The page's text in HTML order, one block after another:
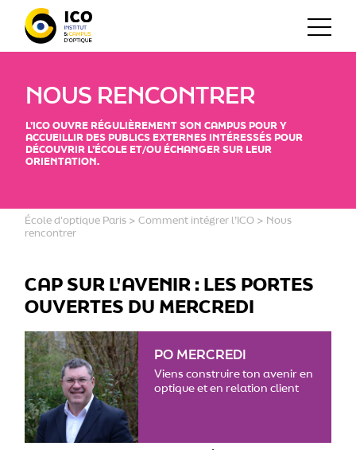
NOUS RENCONTRER
L’ICO OUVRE RÉGULIÈREMENT SON CAMPUS POUR Y
ACCUEILLIR DES PUBLICS EXTERNES INTÉRESSÉS POUR
DÉCOUVRIR L’ÉCOLE ET/OU ÉCHANGER SUR LEUR
ORIENTATION.
École d'optique Paris >Comment intégrer l’ICO > Nous
rencontrer
CAP SUR L'AVENIR : LES PORTES
OUVERTES DU MERCREDI
PO MERCREDI
Viens construire ton avenir en
optique et en relation client